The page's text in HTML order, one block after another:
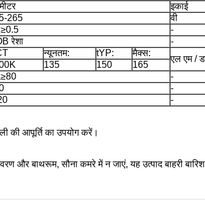
इकाई
265
वी
-
रेशा
-
न्यूनतम: tYP: मैक्स:
एल एम /
135 150
165
-
-
-
की आपूर्ति का उपयोग करें।
और बाथरूम, सौना कमरे में न जाएं, यह उत्पाद बाहरी